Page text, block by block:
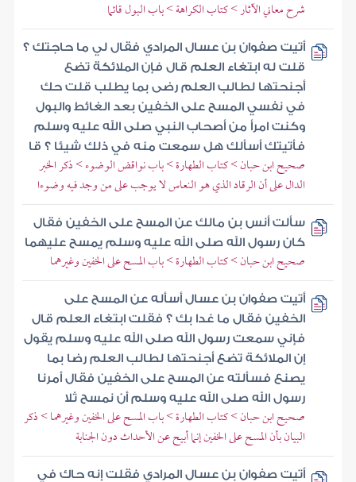
شرح معاني الآثار > كتاب الكراهة > باب البول قائما
أتيت صفوان بن عسال المرادي فقال لي ما حاجتك ؟
قلت له ابتغاء العلم قال فإن الملائكة تضع
أجنحتها لطالب العلم رضى بما يطلب قلت حك
في نفسي المسح على الخفين بعد الغائط والبول
وكنت امرأ من أصحاب النبي صلى الله عليه وسلم
فأتيتك أسألك هل سمعت منه في ذلك شيئا ؟ قا
صحيح ابن حبان > كتاب الطهارة > باب نواقض الوضوء > ذكر الخبر
الدال على أن الرقاد الذي هو النعاس لا يوجب على من وجد فيه وضوءا
سألت أنس بن مالك عن المسح على الخفين فقال
كان رسول الله صلى الله عليه وسلم يمسح عليهما
صحيح ابن حبان > كتاب الطهارة > باب المسح على الخفين وغيرهما
أتيت صفوان بن عسال أسأله عن المسح على
الخفين فقال ما غدا بك ؟ فقلت ابتغاء العلم قال
فإني سمعت رسول الله صلى الله عليه وسلم يقول
إن الملائكة تضع أجنحتها لطالب العلم رضا بما
يصنع فسألته عن المسح على الخفين فقال أمرنا
رسول الله صلى الله عليه وسلم أن نمسح ثلا
صحيح ابن حبان > كتاب الطهارة > باب المسح على الخفين وغيرهما > ذكر
البيان بأن المسح على الخفين إنما أبيح عن الأحداث دون الجنابة
أتيت صفوان بن عسال المرادي فقلت إنه حاك في